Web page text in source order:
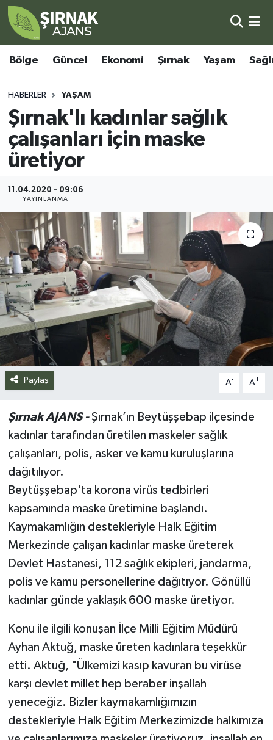
Bölge Güncel Ekonomi Şırnak Yaşam
HABERLER YAŞAM
Şırnak'lı kadınlar sağlık
çalışanları için maske
üretiyor
11.04.2020 - 09:06
YAYINLANMA
Paylaş A- A+
Şırnak AJANS -Şırnak’ın Beytüşşebap ilçesinde
kadınlar tarafından üretilen maskeler sağlık
çalışanları, polis, asker ve kamu kuruluşlarına
dağıtılıyor.
Beytüşşebap'ta korona virüs tedbirleri
kapsamında maske üretimine başlandı.
Kaymakamlığın destekleriyle Halk Eğitim
Merkezinde çalışan kadınlar maske üreterek
Devlet Hastanesi, 112 sağlık ekipleri, jandarma,
polis ve kamu personellerine dağıtıyor. Gönüllü
kadınlar günde yaklaşık 600 maske üretiyor.
Konu ile ilgili konuşan İlçe Milli Eğitim Müdürü
Ayhan Aktuğ, maske üreten kadınlara teşekkür
etti. Aktuğ, "Ülkemizi kasıp kavuran bu virüse
karşı devlet millet hep beraber inşallah
yeneceğiz. Bizler kaymakamlığımızın
destekleriyle Halk Eğitim Merkezimizde halkımıza
Bölge
Güncel
Ekonomi
Şırnak
Yaşam
Sağlık
Eğitim
Kültür - Sanat
Siyaset
Spor
Teknoloji
Yazarlar
Şırnak Nöbetçi Eczaneler
Şırnak Hava Durumu
Şirnak Namaz Vakitleri
Şırnak Trafik Yoğunluk Haritası
Süper Lig Puan Durumu ve Fikstür
Tüm Manşetler
Son Dakika Haberleri
Haber Arşivi